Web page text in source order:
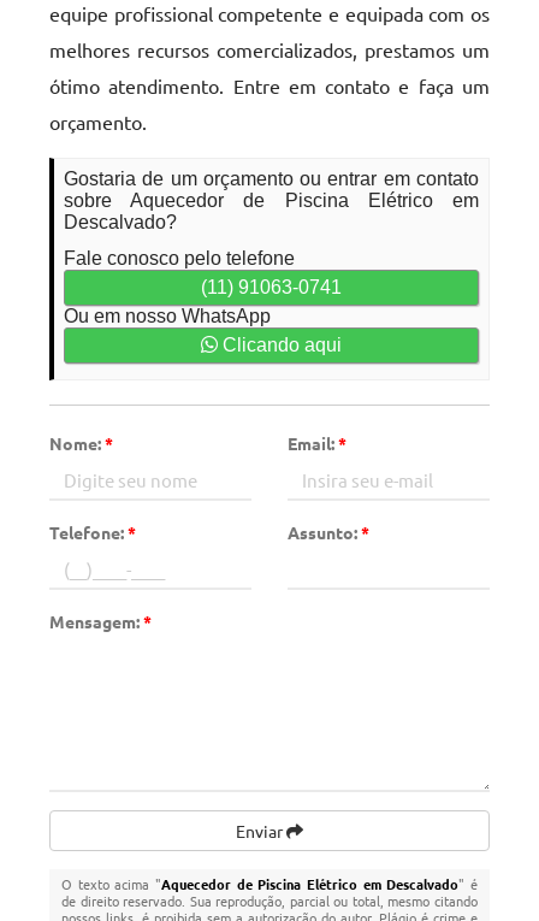
equipe profissional competente e equipada com os
melhores recursos comercializados, prestamos um
ótimo atendimento. Entre em contato e faça um
orçamento.
Gostaria de um orçamento ou entrar em contato
sobre Aquecedor de Piscina Elétrico em
Descalvado?
Fale conosco pelo telefone
(11) 91063-0741
Ou em nosso WhatsApp
Clicando aqui
Nome:* Email:*
Telefone:* Assunto:*
Mensagem:*
Enviar
O texto acima "Aquecedor de Piscina Elétrico em Descalvado" é
de direito reservado. Sua reprodução, parcial ou total, mesmo citando